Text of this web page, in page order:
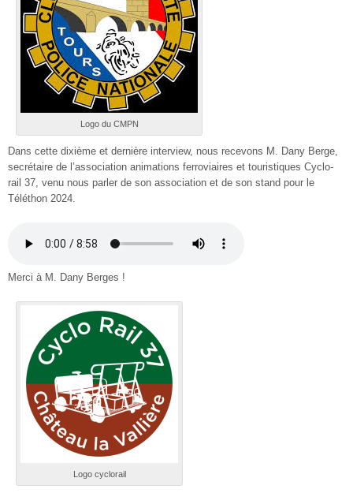
Logo du CMPN
Dans cette dixième et dernière interview, nous recevons M. Dany Berge,
secrétaire de l’association animations ferroviaires et touristiques Cyclo-
rail 37, venu nous parler de son association et de son stand pour le
Téléthon 2024.
Merci à M. Dany Berges !
Logo cyclorail